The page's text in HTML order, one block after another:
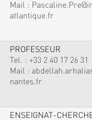
Mail :
atlantique.fr
PROFESSEUR
Tel. : +33 2 40 17 26 31
Mail :
nantes.fr
ENSEIGNAT-